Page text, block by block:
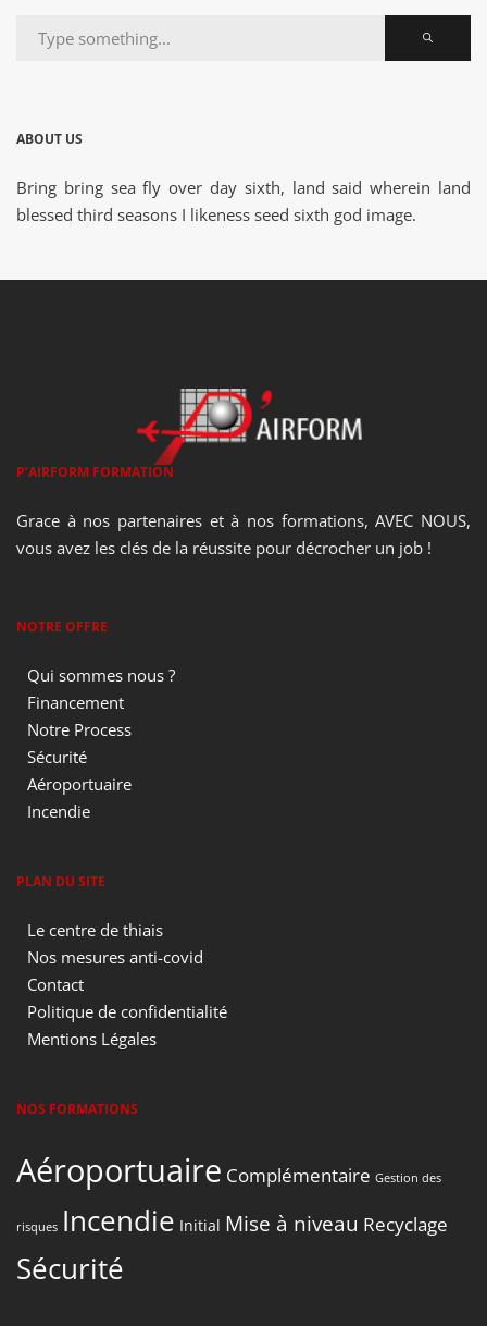
ABOUT US
Bring bring sea fly over day sixth, land said wherein land
blessed third seasons I likeness seed sixth god image.
P’AIRFORM FORMATION
Grace à nos partenaires et à nos formations, AVEC NOUS,
vous avez les clés de la réussite pour décrocher un job !
NOTRE OFFRE
Qui sommes nous ?
Financement
Notre Process
Sécurité
Aéroportuaire
Incendie
PLAN DU SITE
Le centre de thiais
Nos mesures anti-covid
Contact
Politique de confidentialité
Mentions Légales
NOS FORMATIONS
Aéroportuaire Complémentaire Gestion des
risques Incendie Initial Mise à niveau Recyclage
Sécurité